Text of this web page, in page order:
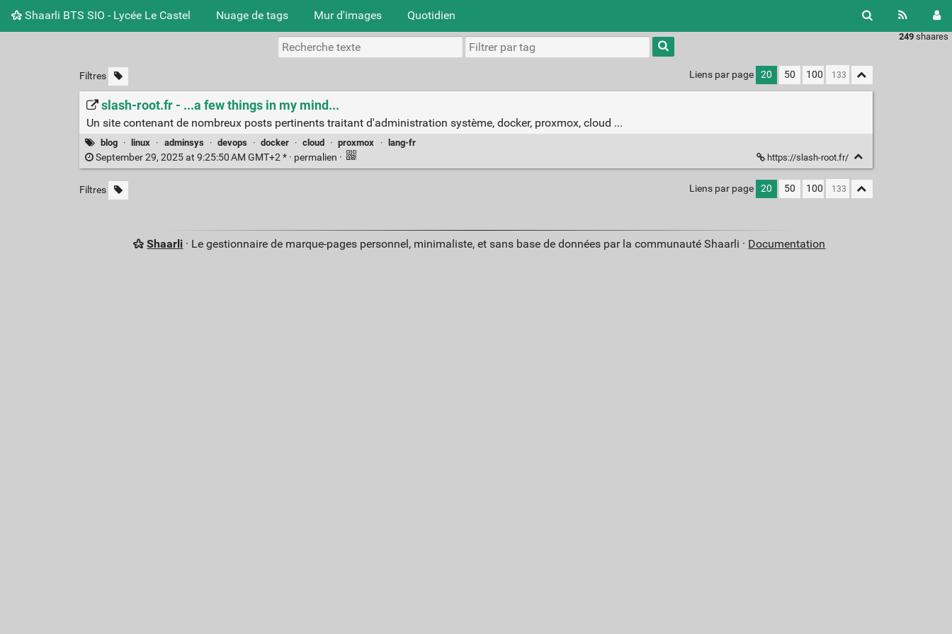
Shaarli BTS SIO - Lycée Le Castel Nuage de tags Mur d'images Quotidien
249 shaares
Filtres Liens par page 20 50 100
slash-root.fr - ...a few things in my mind...
Un site contenant de nombreux posts pertinents traitant d'administration système, docker, proxmox, cloud ...
blog · linux · adminsys · devops · docker · cloud · proxmox · lang-fr
September 29, 2025 at 9:25:50 AM GMT+2 * · permalien · https://slash-root.fr/
Filtres Liens par page 20 50 100
Shaarli · Le gestionnaire de marque-pages personnel, minimaliste, et sans base de données par la communauté Shaarli · Documentation